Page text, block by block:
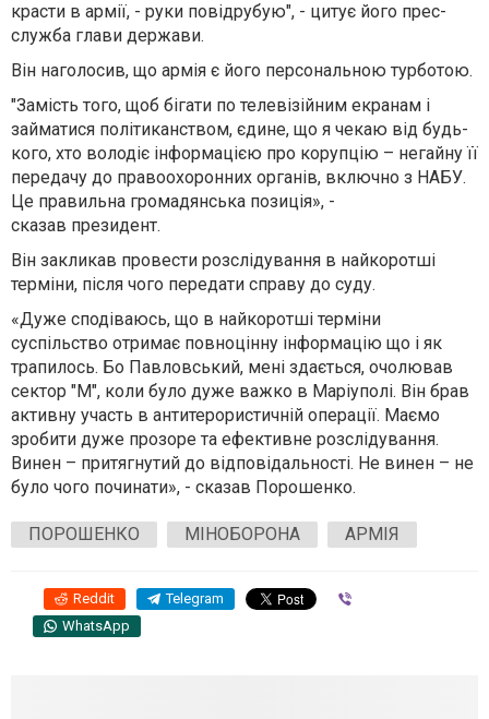
красти в армії, - руки повідрубую", - цитує його прес-
служба глави держави.
Він наголосив, що армія є його персональною турботою.
"Замість того, щоб бігати по телевізійним екранам і
займатися політиканством, єдине, що я чекаю від будь-
кого, хто володіє інформацією про корупцію – негайну її
передачу до правоохоронних органів, включно з НАБУ.
Це правильна громадянська позиція», -
сказав президент.
Він закликав провести розслідування в найкоротші
терміни, після чого передати справу до суду.
«Дуже сподіваюсь, що в найкоротші терміни
суспільство отримає повноцінну інформацію що і як
трапилось. Бо Павловський, мені здається, очолював
сектор "М", коли було дуже важко в Маріуполі. Він брав
активну участь в антитерористичній операції. Маємо
зробити дуже прозоре та ефективне розслідування.
Винен – притягнутий до відповідальності. Не винен – не
було чого починати», - сказав Порошенко.
ПОРОШЕНКО МІНОБОРОНА АРМІЯ
Reddit Telegram
WhatsApp